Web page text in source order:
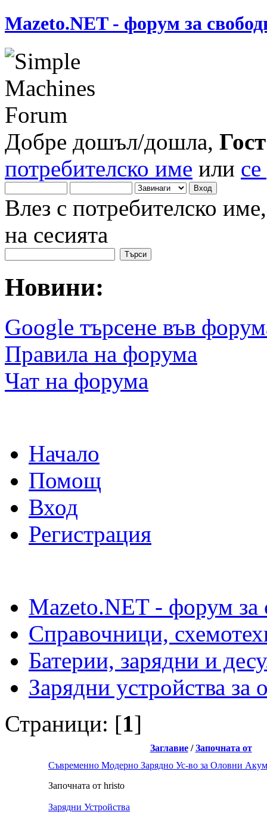
Mazeto.NET - форум за
Добре дошъл/дошла, Гост
потребителско име или
Влез с потребителско
на сесията
Новини:
Google търсене във
Правила на форума
Чат на форума
Начало
Помощ
Вход
Регистрация
Mazeto.NET - форум за
Справочници,
Батерии, зарядни и
Зарядни устройства за
Страници: [1]
Заглавие/Започната от
Съвременно Модерно Зарядно Ус-во за Оловни
Започната от hristo
Зарядни Устройства